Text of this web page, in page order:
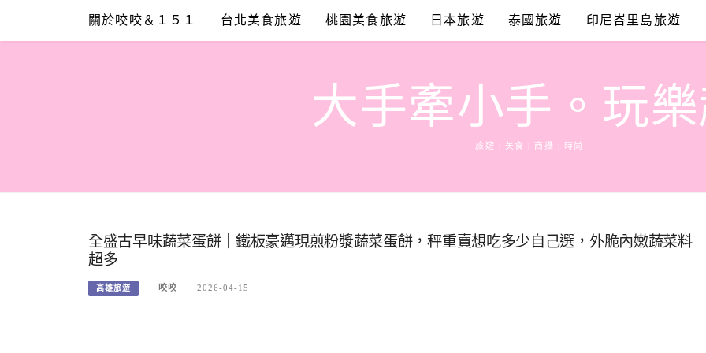
content
關於咬咬＆１５１ 台北美食旅遊 桃園美食旅遊 日本旅遊 泰國旅遊 印尼峇里島旅遊
大手牽小手。玩
旅遊 | 美食 | 商攝 | 時尚
全盛古早味蔬菜蛋餅｜鐵板豪邁現煎粉漿蔬菜蛋餅，秤重賣想吃多少自己選，外脆內嫩蔬菜料
超多
高雄旅遊 咬咬 2026-04-15